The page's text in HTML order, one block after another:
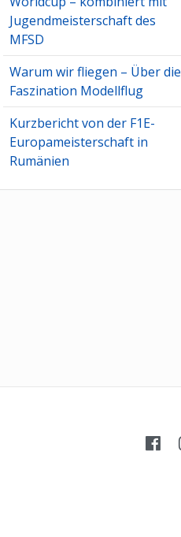
Jugendmeisterschaft des
MFSD
Warum wir fliegen – Über die
Faszination Modellflug
Kurzbericht von der F1E-
Europameisterschaft in
Rumänien